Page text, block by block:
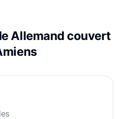
Allemand couvert